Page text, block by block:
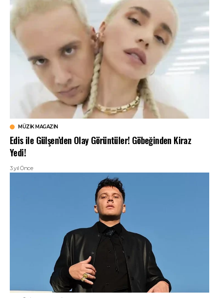
MÜZIK MAGAZIN
Edis ile Gülşen’den Olay Görüntüler! Göbeğinden Kiraz
Yedi!
3 yıl Önce